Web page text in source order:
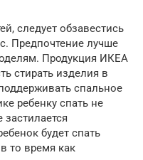
следует обзавестись
Предпочтение лучше
Продукция ИКЕА
стирать изделия в
спальное
ребенку спать не
будет спать
то время как